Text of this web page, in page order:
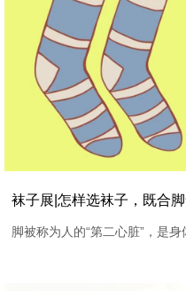
袜子展|怎样选袜子，既合
脚被称为人的“第二心脏”，是